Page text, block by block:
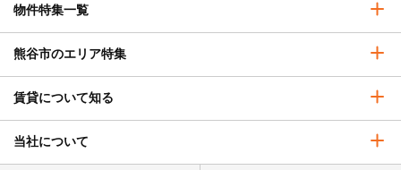
物件特集一覧
熊谷市のエリア特集
賃貸について知る
当社について